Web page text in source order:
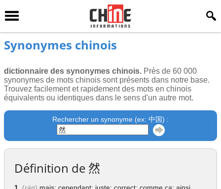
Synonymes chinois
dictionnaire des synonymes chinois. Près de 60 000
synonymes de mots chinois sont présents dans notre base.
Trouvez facilement et rapidement des mots en chinois
équivalents ou identiques dans le sens d'un autre mot.
Rechercher un synonyme (ex: 中国) :
Définition de 然